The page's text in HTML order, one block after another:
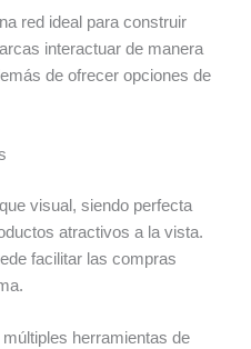
red ideal para construir
interactuar de manera
de ofrecer opciones de
visual, siendo perfecta
atractivos a la vista.
facilitar las compras
herramientas de